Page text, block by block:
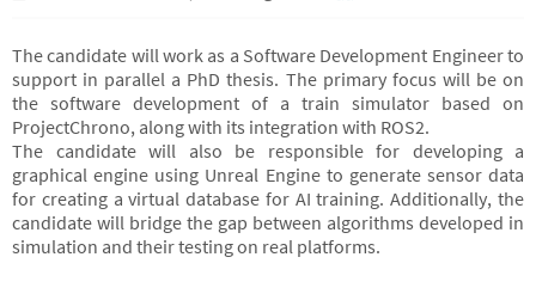
The candidate will work as a Software Development Engineer to
support in parallel a PhD thesis. The primary focus will be on
the software development of a train simulator based on
ProjectChrono, along with its integration with ROS2.
The candidate will also be responsible for developing a
graphical engine using Unreal Engine to generate sensor data
for creating a virtual database for AI training. Additionally, the
candidate will bridge the gap between algorithms developed in
simulation and their testing on real platforms.